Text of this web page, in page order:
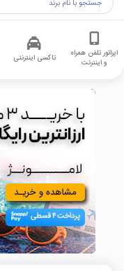
اپراتور تلفن همراه
و اینترنت
تاکسی اینترنتی